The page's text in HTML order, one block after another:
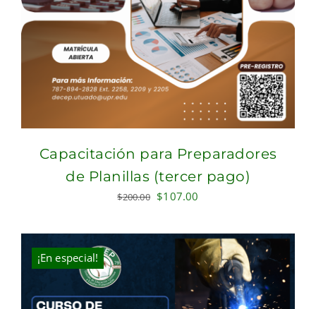
Capacitación para Preparadores
de Planillas (tercer pago)
$200.00 Original
was:
$200.00.
$107.00
is:
$107.00.
¡En especial!